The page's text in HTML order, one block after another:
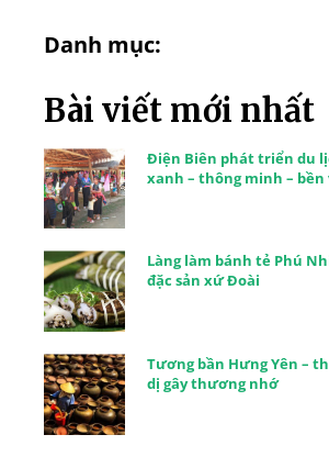
Danh mục:
Bài viết mới nhất
Điện Biên phát triển du
xanh – thông minh – bền
Làng làm bánh tẻ Phú
đặc sản xứ Đoài
Tương bần Hưng Yên –
dị gây thương nhớ